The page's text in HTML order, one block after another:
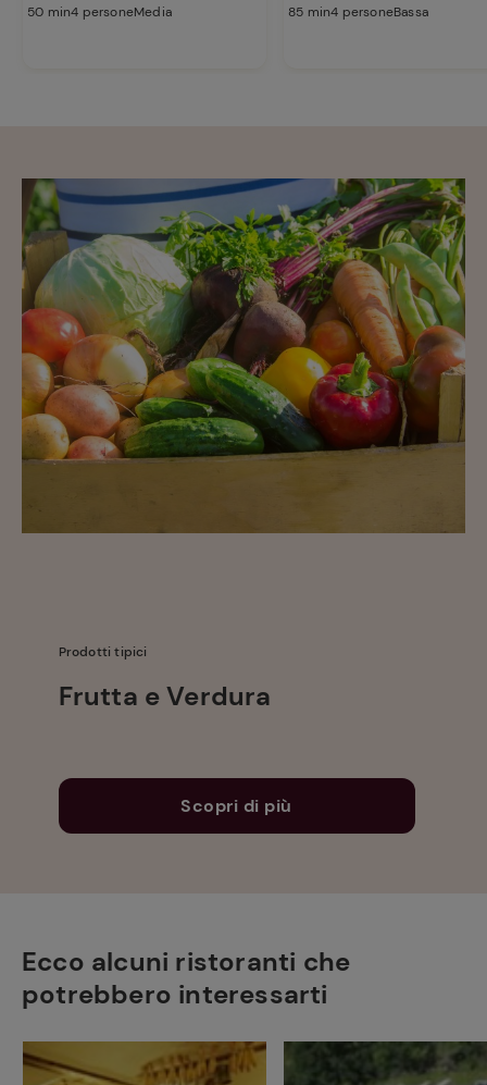
50 min4 personeMedia 85 min4 personeBassa
Prodotti tipici
Frutta e Verdura
Scopri di più
Ecco alcuni ristoranti che
potrebbero interessarti
Ricette
preferite